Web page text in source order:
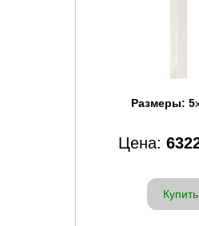
Размеры: 5
Цена:
Купить